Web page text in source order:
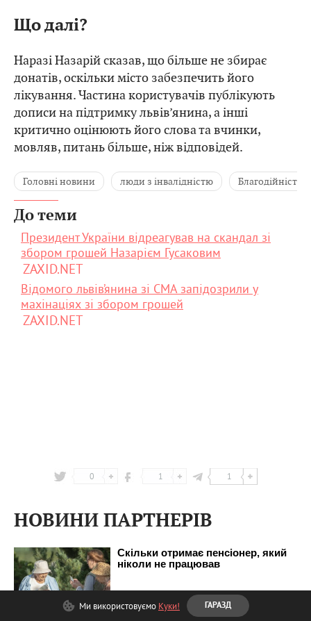
Що далі?
Наразі Назарій сказав, що більше не збирає
донатів, оскільки місто забезпечить його
лікування. Частина користувачів публікують
дописи на підтримку львів’янина, а інші
критично оцінюють його слова та вчинки,
мовляв, питань більше, ніж відповідей.
Головні новини люди з інвалідністю Благодійність
До теми
Президент України відреагував на скандал зі
збором грошей Назарієм Гусаковим
ZAXID.NET
Відомого львів’янина зі СМА запідозрили у
махінаціях зі збором грошей
ZAXID.NET
0 1 1
НОВИНИ ПАРТНЕРІВ
Ми використовуємо Куки! ГАРАЗД